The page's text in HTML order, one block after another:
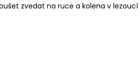
zvedat na ruce a kolena v lezoucí